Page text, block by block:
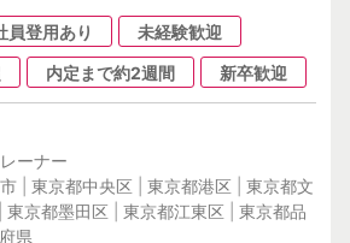
員登用あり
未経験歓迎
内定まで約2週間 新卒歓迎
ーナー
| 東京都中央区 | 東京都港区 | 東京都文
京都墨田区 | 東京都江東区 | 東京都品
県